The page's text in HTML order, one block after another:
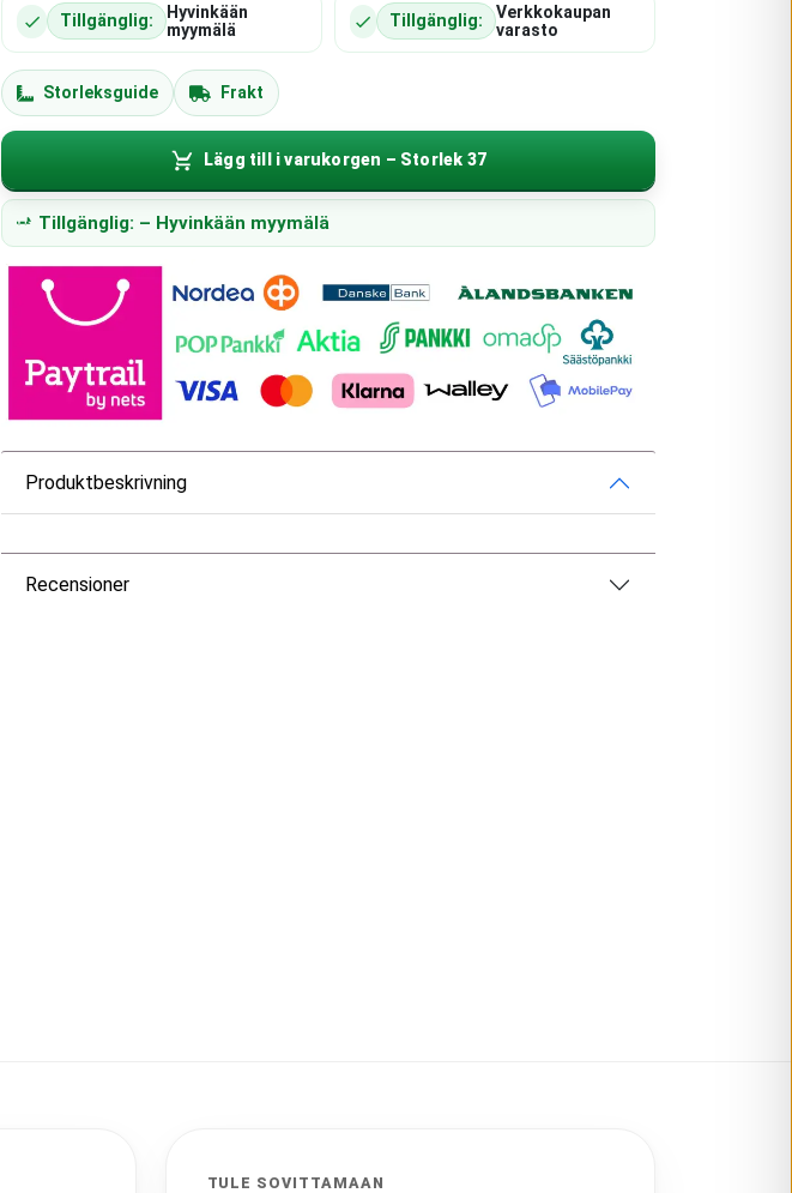
Tillgänglig:
Hyvinkään
myymälä
Tillgänglig:
Verkkokaupan
varasto
Storleksguide Frakt
Lägg till i varukorgen – Storlek 37
Tillgänglig: – Hyvinkään myymälä
Produktbeskrivning
Recensioner
TULE SOVITTAMAAN